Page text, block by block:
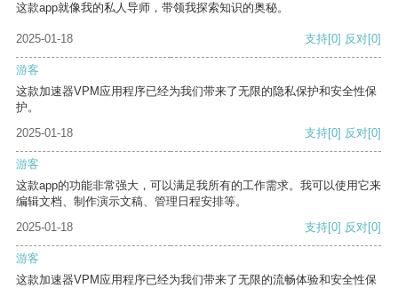
这款app就像我的私人导师，带领我探索知识的奥秘。
2025-01-18 支持[0] 反对[0]
游客
这款加速器VPM应用程序已经为我们带来了无限的隐私保护和安全性保
护。
2025-01-18
支持[0] 反对[0]
游客
这款app的功能非常强大，可以满足我所有的工作需求。我可以使用它来
编辑文档、制作演示文稿、管理日程安排等。
2025-01-18
支持[0] 反对[0]
游客
这款加速器VPM应用程序已经为我们带来了无限的流畅体验和安全性保